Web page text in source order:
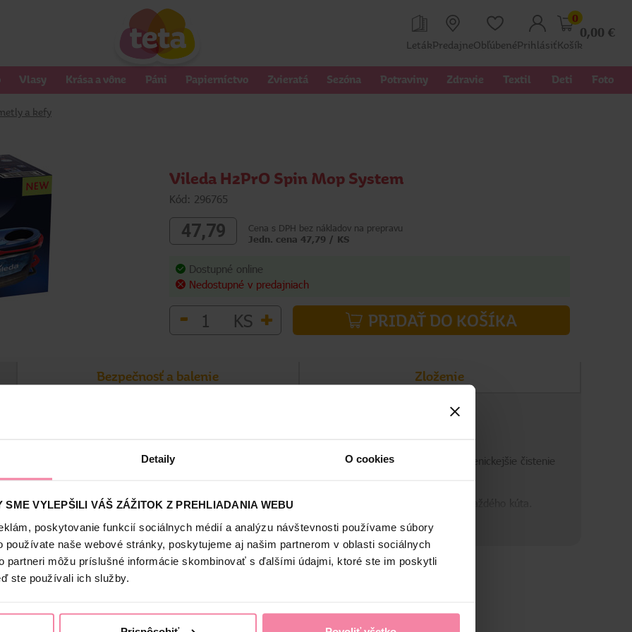
Detaily O cookies
SME VYLEPŠILI VÁŠ ZÁŽITOK Z PREHLIADANIA WEBU
poskytovanie funkcií sociálnych médií a analýzu návštevnosti používame súbory
používate naše webové stránky, poskytujeme aj našim partnerom v oblasti sociálnych
partneri môžu príslušné informácie skombinovať s ďalšími údajmi, ktoré ste im poskytli
ste používali ich služby.
LetákPredajneObľúbenéPrihlásiť
0
0,00 €
Košík
Vlasy Krása a vône Páni Papierníctvo Zvieratá Sezóna Potraviny Zdravie Textil Deti Foto
a kefy
Vileda H2PrO Spin Mop System
Kód: 296765
47,79
Cena s DPH bez nákladov na prepravu
Jedn. cena 47,79 / KS
Dostupné online
Nedostupné v predajniach
- KS + PRIDAŤ DO KOŠÍKA
vodu oddelene. Vďaka tomu vždy vytierate čistou vodou, čo zabezpečuje efektívnejšie a hygienickejšie čistenie
jednoduché žmýkanie, ktoré uľahčuje a zefektívňuje upratovanie.
rohov, pod nábytok a pozdĺž podlahových líšt. S minimálnym úsilím dosiahnete dôkladné vyčistenie každého kúta.
Bezpečnosť a balenie Zloženie